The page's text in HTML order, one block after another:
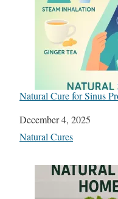
Natural Cure for Sinus
Date
December 4, 2025
In relation to
Natural Cures